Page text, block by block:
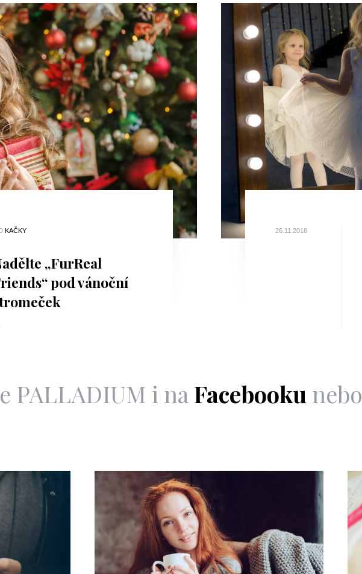
KAČKY
„FurReal
pod vánoční
26.11.2018
PALLADIUM i naFacebooku nebo